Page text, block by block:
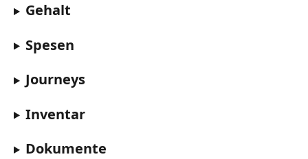
Gehalt
Spesen
Journeys
Inventar
Dokumente